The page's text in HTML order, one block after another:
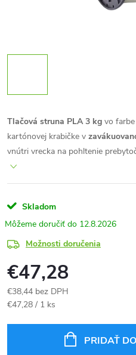
Tlačová struna PLA 3 kg vo
kartónovej krabičke v
vnútri vrecka na pohltenie
Skladom
12.8.2026
Možnosti doručenia
€47,28
€38,44 bez DPH
Jednotková
€47,28 / 1 ks
PRIDAŤ